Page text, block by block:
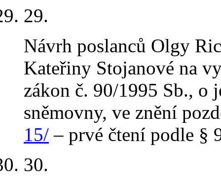
29.
Návrh poslanců Olgy
Kateřiny Stojanové na
zákon č. 90/1995 Sb., o
sněmovny, ve znění
15/ – prvé čtení podle §
30.